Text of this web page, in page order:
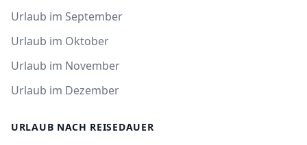
Urlaub im September
Urlaub im Oktober
Urlaub im November
Urlaub im Dezember
URLAUB NACH REISEDAUER